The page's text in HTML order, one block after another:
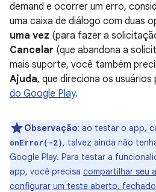
demand e ocorrer um erro,
uma caixa de diálogo com duas
uma vez (para fazer a
Cancelar (que abandona a
mais suporte, você também
Ajuda, que direciona os usuários
do Google Play.
Observação: ao testar o app,
onError(-2), talvez ainda não
Google Play. Para testar a
app, você precisa compartilhar seu
configurar um teste aberto,